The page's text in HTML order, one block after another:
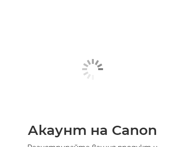
Акаунт на Canon